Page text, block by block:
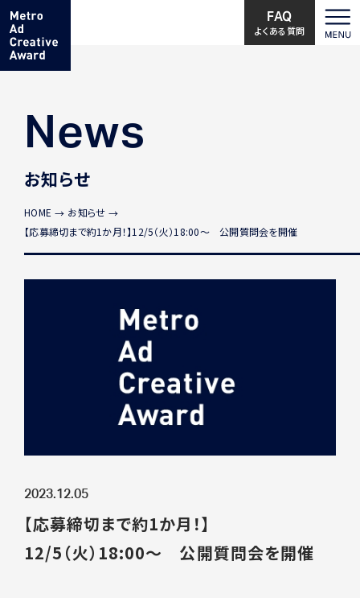
FAQ
よくある質問
News
お知らせ
HOME
お知らせ
【応募締切まで約1か月！】12/5（火）18:00～ 公開質問会を開催
2023.12.05
【応募締切まで約1か月！】
12/5（火）18:00～ 公開質問会を開催